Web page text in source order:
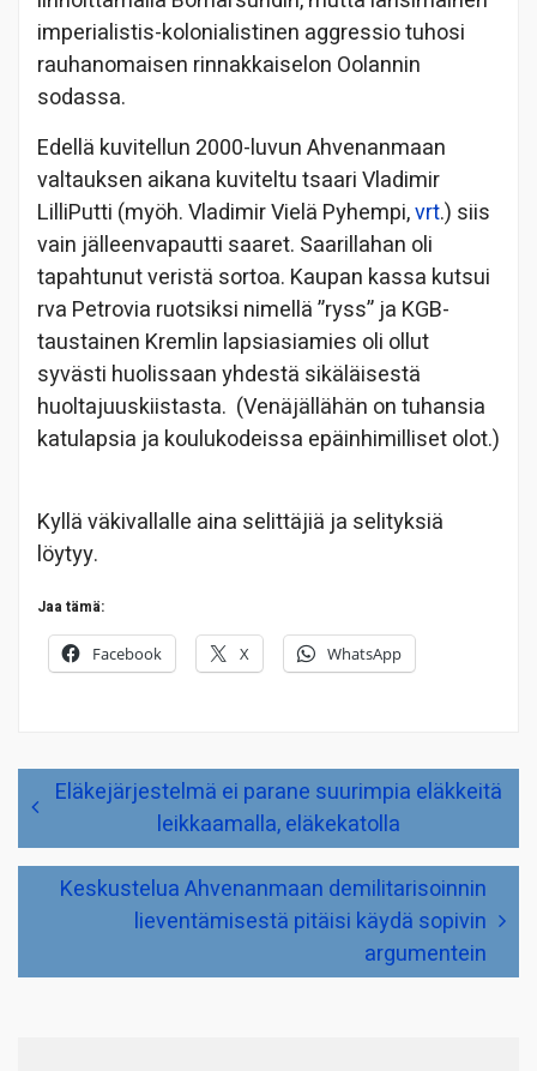
imperialistis-kolonialistinen aggressio tuhosi
rauhanomaisen rinnakkaiselon Oolannin
sodassa.
Edellä kuvitellun 2000-luvun Ahvenanmaan
valtauksen aikana kuviteltu tsaari Vladimir
LilliPutti (myöh. Vladimir Vielä Pyhempi,vrt.) siis
vain jälleenvapautti saaret. Saarillahan oli
tapahtunut veristä sortoa. Kaupan kassa kutsui
rva Petrovia ruotsiksi nimellä ”ryss” ja KGB-
taustainen Kremlin lapsiasiamies oli ollut
syvästi huolissaan yhdestä sikäläisestä
huoltajuuskiistasta. (Venäjällähän on tuhansia
katulapsia ja koulukodeissa epäinhimilliset olot.)
Kyllä väkivallalle aina selittäjiä ja selityksiä
löytyy.
Jaa tämä:
Facebook X WhatsApp
Artikkelien
selausEläkejärjestelmä ei parane suurimpia eläkkeitä
leikkaamalla, eläkekatolla
Keskustelua Ahvenanmaan demilitarisoinnin
lieventämisestä pitäisi käydä sopivin
argumentein